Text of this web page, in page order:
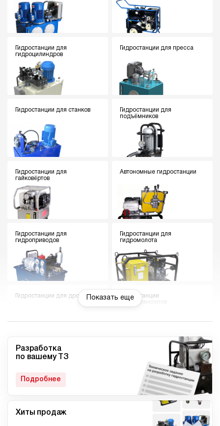
Гидростанции для
гидроцилиндров
Гидростанции для пресса
Гидростанции для станков
Гидростанции для
подъёмников
Гидростанции для
гайковёртов
Автономные гидростанции
Гидростанции для
гидроприводов
Гидростанции для
гидромолота
Гидростанции для дровокола
Гидростанции
гидродомкратов
Гидростанции для токарного
Мини гидростанции
Компактные гидростанции
Показать еще
Разработка
по вашему ТЗ
Подробнее
Хиты продаж